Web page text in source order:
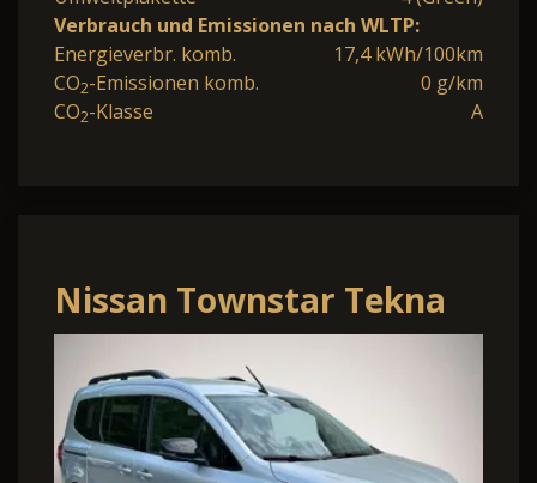
Verbrauch und Emissionen nach WLTP:
Energieverbr. komb.
17,4 kWh/100km
CO2-Emissionen komb.
0 g/km
CO2-Klasse A
Nissan Townstar Tekna
DIG-T 130 NAVI*8fach
Bereifung*SH